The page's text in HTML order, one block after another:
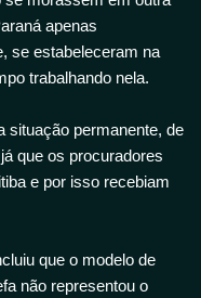
apenas
se estabeleceram na
trabalhando nela.
situação permanente, de
que os procuradores
e por isso recebiam
que o modelo de
não representou o